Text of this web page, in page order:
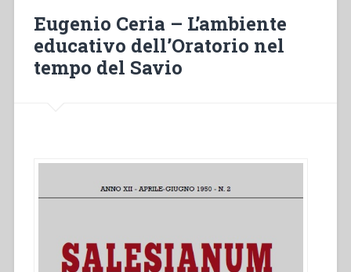
Salesian
Educational
System,
Eugenio Ceria – L’ambiente
educativo dell’Oratorio nel
tempo del Savio